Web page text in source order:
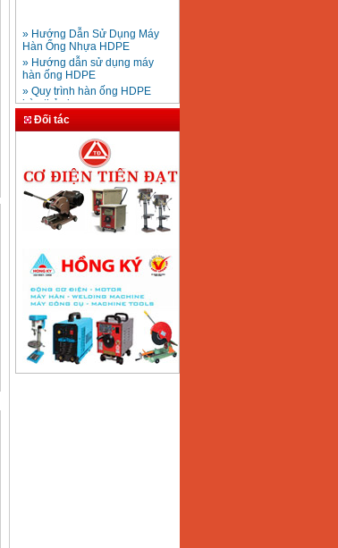
» Hướng Dẫn Sử Dụng Máy
Hàn Ống Nhựa HDPE
» Hướng dẫn sử dụng máy
hàn ống HDPE
» Quy trình hàn ống HDPE
hàn thủy lực
» Cataloge máy hàn Jasic
chính hãng
» Hướng dẫn sử dụng máy
hàn bấm hàn điểm
» Cách phân biệt máy hàn
Tiến Đạt thật giả
» Tháp giải nhiệt Tashin đài
loan
» Quy trình lắp đặt máy hàn
» Hướng dẫn sử dụng máy
khoan makita, máy khoan bê
» Hướng dẫn sử dụng máy
khoan Bosch GBH 2-26DFR
Đối tác